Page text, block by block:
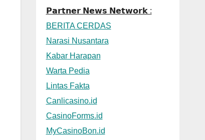
𝗣𝗮𝗿𝘁𝗻𝗲𝗿 𝗡𝗲𝘄𝘀 𝗡𝗲𝘁𝘄𝗼𝗿𝗸 :
BERITA CERDAS
Narasi Nusantara
Kabar Harapan
Warta Pedia
Lintas Fakta
Canlicasino.id
CasinoForms.id
MyCasinoBon.id